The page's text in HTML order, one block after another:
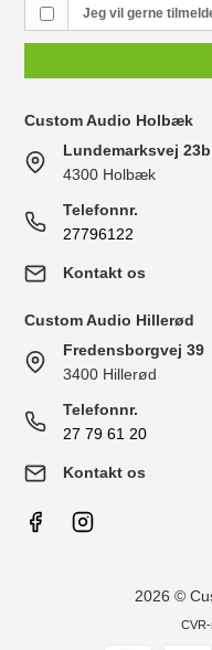
Jeg vil gerne
Custom Audio Holbæk
Lundemarksvej 23b
4300 Holbæk
Telefonnr.
27796122
Kontakt os
Custom Audio Hillerød
Fredensborgvej 39
3400 Hillerød
Telefonnr.
27 79 61 20
Kontakt os
2026 ©